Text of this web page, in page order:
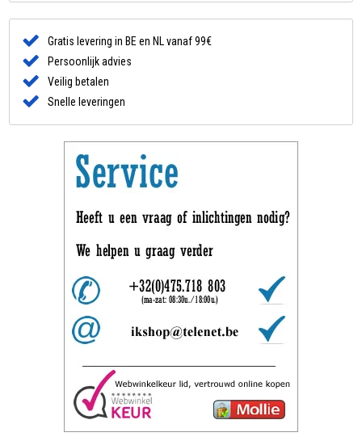
Gratis levering in BE en NL vanaf 99€
Persoonlijk advies
Veilig betalen
Snelle leveringen